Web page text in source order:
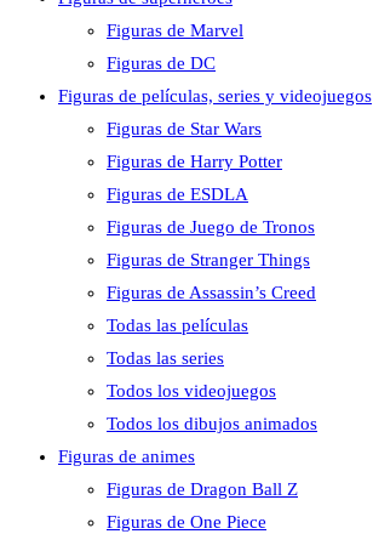
Figuras de Marvel
Figuras de DC
Figuras de películas, series y videojuegos
Figuras de Star Wars
Figuras de Harry Potter
Figuras de ESDLA
Figuras de Juego de Tronos
Figuras de Stranger Things
Figuras de Assassin’s Creed
Todas las películas
Todas las series
Todos los videojuegos
Todos los dibujos animados
Figuras de animes
Figuras de Dragon Ball Z
Figuras de One Piece